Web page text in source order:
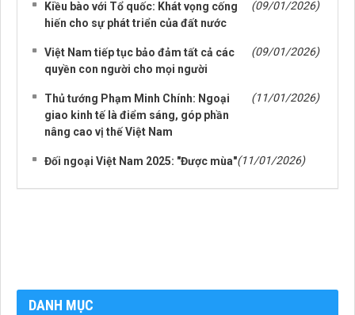
Kiều bào với Tổ quốc: Khát vọng cống
hiến cho sự phát triển của đất nước
(09/01/2026)
Việt Nam tiếp tục bảo đảm tất cả các
quyền con người cho mọi người
(09/01/2026)
Thủ tướng Phạm Minh Chính: Ngoại
giao kinh tế là điểm sáng, góp phần
nâng cao vị thế Việt Nam
(11/01/2026)
Đối ngoại Việt Nam 2025: "Được mùa"(11/01/2026)
DANH MỤC